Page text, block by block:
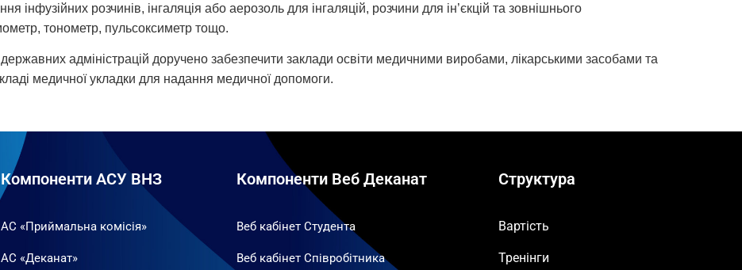
інфузійних розчинів, інгаляція або аерозоль для інгаляцій, розчини для ін’єкцій та зовнішнього
тонометр, пульсоксиметр тощо.
державних адміністрацій доручено забезпечити заклади освіти медичними виробами, лікарськими засобами та
медичної укладки для надання медичної допомоги.
Компоненти АСУ ВНЗ
АС «Приймальна комісія»
АС «Деканат»
Компоненти Веб Деканат
Веб кабінет Студента
Веб кабінет Співробітника
Структура
Вартість
Тренінги